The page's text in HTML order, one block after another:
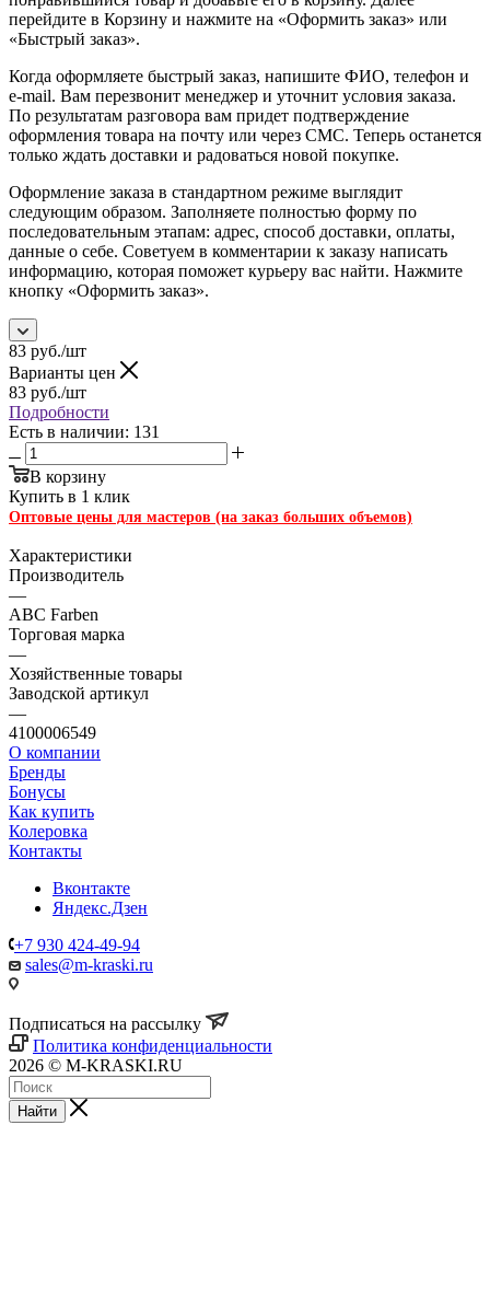
перейдите в Корзину и нажмите на «Оформить заказ» или
«Быстрый заказ».
Когда оформляете быстрый заказ, напишите ФИО, телефон и
e-mail. Вам перезвонит менеджер и уточнит условия заказа.
По результатам разговора вам придет подтверждение
оформления товара на почту или через СМС. Теперь останется
только ждать доставки и радоваться новой покупке.
Оформление заказа в стандартном режиме выглядит
следующим образом. Заполняете полностью форму по
последовательным этапам: адрес, способ доставки, оплаты,
данные о себе. Советуем в комментарии к заказу написать
информацию, которая поможет курьеру вас найти. Нажмите
кнопку «Оформить заказ».
83 руб./шт
Варианты цен
83 руб./шт
Подробности
Есть в наличии: 131
В корзину
Купить в 1 клик
Оптовые цены для мастеров (на заказ больших объемов)
Характеристики
Производитель
—
ABC Farben
Торговая марка
—
Хозяйственные товары
Заводской артикул
—
4100006549
О компании
Бренды
Бонусы
Как купить
Колеровка
Контакты
Вконтакте
Яндекс.Дзен
+7 930 424-49-94
sales@m-kraski.ru
Подписаться на рассылку
Политика конфиденциальности
2026 © M-KRASKI.RU
Найти